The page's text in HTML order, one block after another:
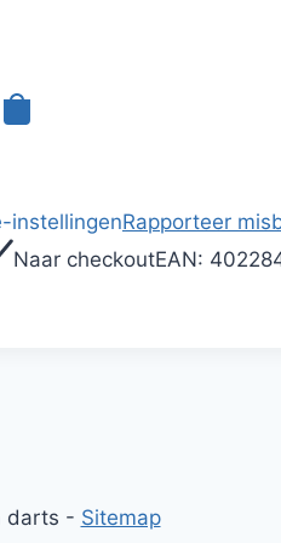
instellingenRapporteer
Naar checkoutEAN:
darts - Sitemap